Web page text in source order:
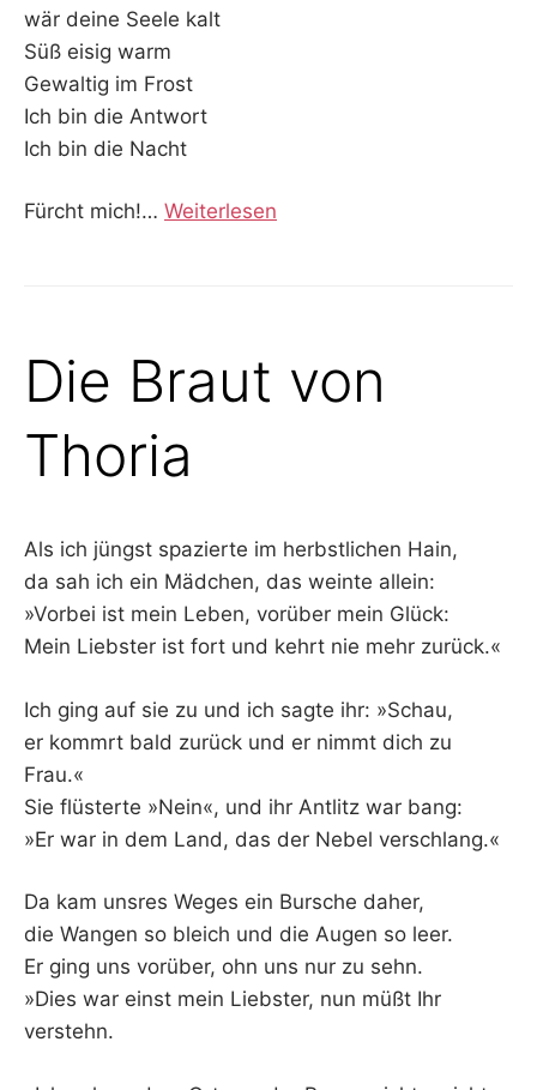
wär deine Seele kalt
Süß eisig warm
Gewaltig im Frost
Ich bin die Antwort
Ich bin die Nacht
Fürcht mich!… Weiterlesen
Die Braut von
Thoria
Als ich jüngst spazierte im herbstlichen Hain,
da sah ich ein Mädchen, das weinte allein:
»Vorbei ist mein Leben, vorüber mein Glück:
Mein Liebster ist fort und kehrt nie mehr zurück.«
Ich ging auf sie zu und ich sagte ihr: »Schau,
er kommrt bald zurück und er nimmt dich zu
Frau.«
Sie flüsterte »Nein«, und ihr Antlitz war bang:
»Er war in dem Land, das der Nebel verschlang.«
Da kam unsres Weges ein Bursche daher,
die Wangen so bleich und die Augen so leer.
Er ging uns vorüber, ohn uns nur zu sehn.
»Dies war einst mein Liebster, nun müßt Ihr
verstehn.